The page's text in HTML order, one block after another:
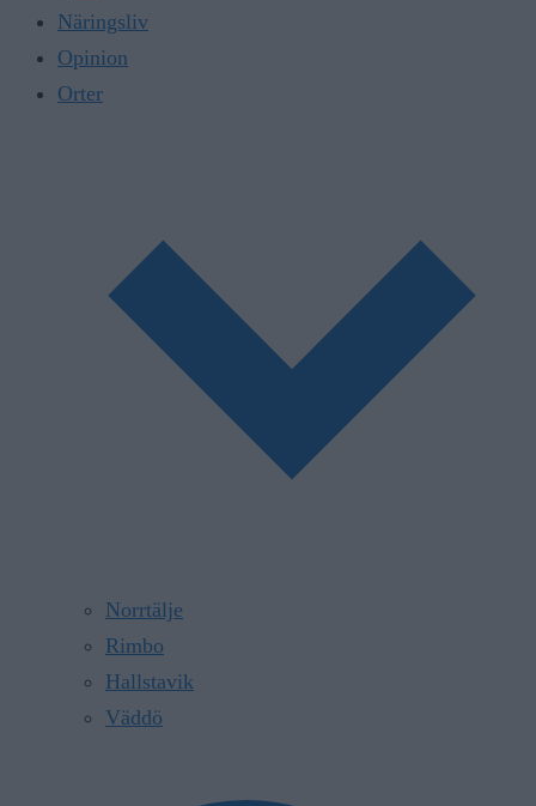
Näringsliv
Opinion
Orter
Norrtälje
Rimbo
Hallstavik
Väddö